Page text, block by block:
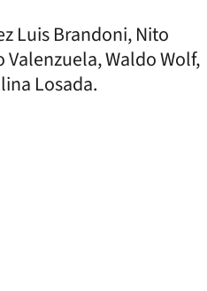
Luis Brandoni, Nito
Waldo Wolf,
Losada.